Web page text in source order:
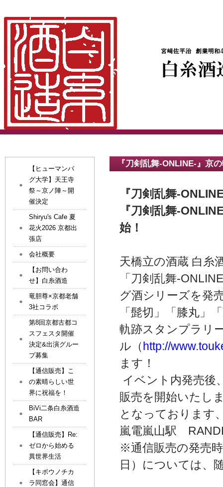
『刀剣乱舞-ONLINE-』京
『刀剣乱舞-
『刀剣乱舞-
始！
天橋立の酒蔵 白糸
「刀剣乱舞-
グ酒シリーズを発
「髭切」「膝丸」
軌跡スタンプラリ
ル（http://
ます！
イベント内発売
販売を開始いたし
となっております
嵐電嵐山駅
※通信販売の発売
日）については、
【ヒューマンバ
グ大学】天王寺
祭～京ノ陣～開
催決定
Shiryu's Cafe 夏
花火2026 京都出
張店
会社概要
【お問い合わ
せ】白糸酒造
竜胆尊×京都老舗
3社コラボ
第8回京都古都コ
スフェスタ開催
決定&出演グルー
プ募集
【通信販売】こ
の素晴らしい世
界に祝福を！
BiVi二条白糸酒造
BAR
【通信販売】Re:
ゼロから始める
異世界生活
【キボウノチカ
ラ同窓会】通信